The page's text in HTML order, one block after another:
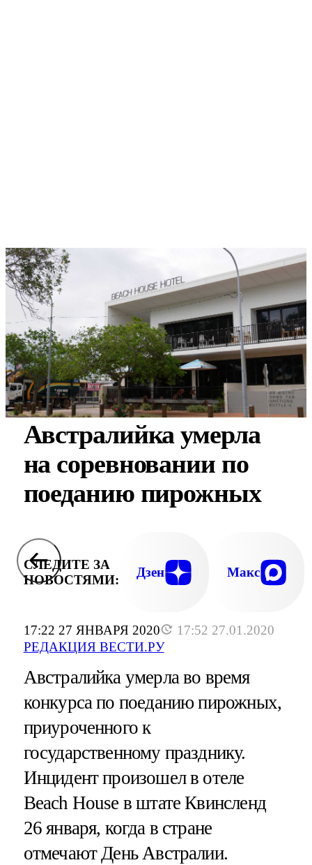
17:22 27 ЯНВАРЯ 2020
17:52 27.01.2020
РЕДАКЦИЯ ВЕСТИ.РУ
Австралийка умерла
на соревновании по
поеданию пирожных
СЛЕДИТЕ ЗА
НОВОСТЯМИ:
Дзен Макс
Австралийка умерла во время
конкурса по поеданию пирожных,
приуроченного к
государственному празднику.
Инцидент произошел в отеле
Beach House в штате Квинсленд
26 января, когда в стране
отмечают День Австралии.